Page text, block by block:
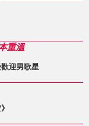
重溫
迎男歌星